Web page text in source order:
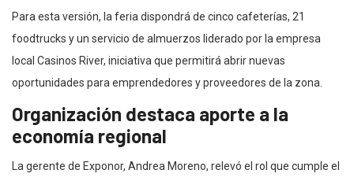
Para esta versión, la feria dispondrá de cinco cafeterías, 21
foodtrucks y un servicio de almuerzos liderado por la empresa
local Casinos River, iniciativa que permitirá abrir nuevas
oportunidades para emprendedores y proveedores de la zona.
Organización destaca aporte a la
economía regional
La gerente de Exponor, Andrea Moreno, relevó el rol que cumple el